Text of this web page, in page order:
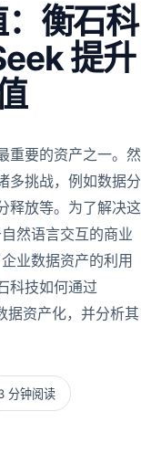
衡石科
提升
重要的资产之一。然
多挑战，例如数据分
释放等。为了解决这
然语言交互的商业
业数据资产的利用
科技如何通过
据资产化，并分析其
分钟阅读